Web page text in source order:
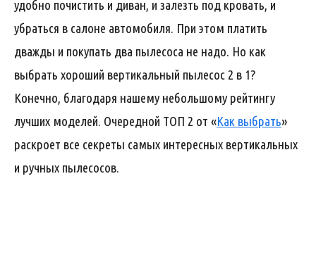
удобно почистить и диван, и залезть под кровать, и
убраться в салоне автомобиля. При этом платить
дважды и покупать два пылесоса не надо. Но как
выбрать хороший вертикальный пылесос 2 в 1?
Конечно, благодаря нашему небольшому рейтингу
лучших моделей. Очередной ТОП 2 от «Как выбрать»
раскроет все секреты самых интересных вертикальных
и ручных пылесосов.